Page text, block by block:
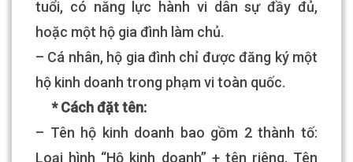
tuổi, có năng lực hành vi dân sự đầy đủ,
hoặc một hộ gia đình làm chủ.
– Cá nhân, hộ gia đình chỉ được đăng ký một
hộ kinh doanh trong phạm vi toàn quốc.
* Cách đặt tên:
– Tên hộ kinh doanh bao gồm 2 thành tố:
Loại hình “Hộ kinh doanh” + tên riêng. Tên